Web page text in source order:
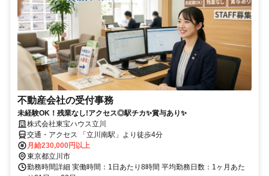
不動産会社の受付事務
未経験OK！残業なし!アクセス◎駅チカ✨賞与あり✨
株式会社東宝ハウス立川
交通・アクセス 「立川南駅」より徒歩4分
月給230,000円以上
東京都立川市
勤務時間詳細 実働時間：1日あたり8時間 平均勤務日数：1ヶ月あた